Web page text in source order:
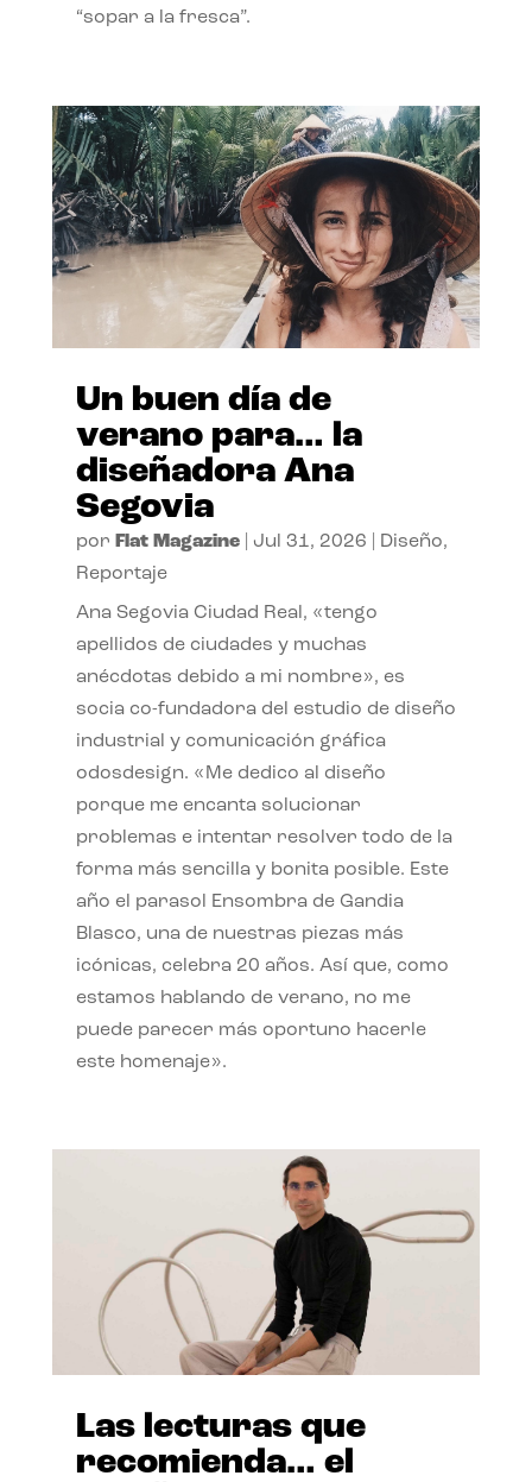
“sopar a la fresca”.
Un buen día de
verano para… la
diseñadora Ana
Segovia
por Flat Magazine| Jul 31, 2026 Diseño,
Reportaje
Ana Segovia Ciudad Real, «tengo
apellidos de ciudades y muchas
anécdotas debido a mi nombre», es
socia co-fundadora del estudio de diseño
industrial y comunicación gráfica
odosdesign. «Me dedico al diseño
porque me encanta solucionar
problemas e intentar resolver todo de la
forma más sencilla y bonita posible. Este
año el parasol Ensombra de Gandia
Blasco, una de nuestras piezas más
icónicas, celebra 20 años. Así que, como
estamos hablando de verano, no me
puede parecer más oportuno hacerle
este homenaje».
Las lecturas que
recomienda… el